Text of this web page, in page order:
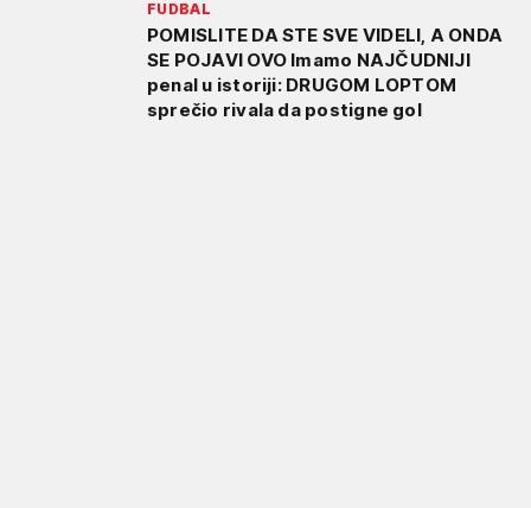
FUDBAL
POMISLITE DA STE SVE VIDELI, A ONDA
SE POJAVI OVO Imamo NAJČUDNIJI
penal u istoriji: DRUGOM LOPTOM
sprečio rivala da postigne gol